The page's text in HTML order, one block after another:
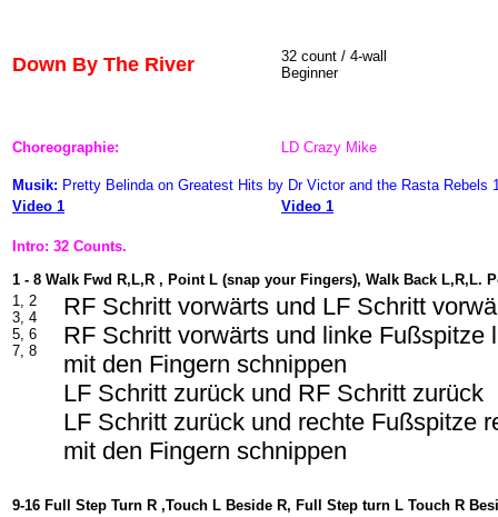
Down By The River
32 count / 4-wall
Beginner
Choreographie: LD Crazy Mike
Musik: Pretty Belinda on Greatest Hits by Dr Victor and the Rasta Rebels
Video 1
Video 1
Intro: 32 Counts.
1 - 8 Walk Fwd R,L,R , Point L (snap your Fingers), Walk Back L,R,L.
1, 2
3, 4
5, 6
7, 8
RF Schritt vorwärts und LF Schritt
RF Schritt vorwärts und linke Fußspitze
mit den Fingern schnippen
LF Schritt zurück und RF Schritt zurück
LF Schritt zurück und rechte Fußspitze
mit den Fingern schnippen
9-16 Full Step Turn R ,Touch L Beside R, Full Step turn L Touch R